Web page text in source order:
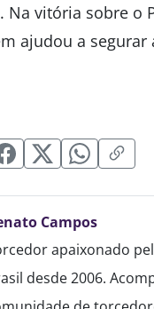
Na vitória sobre o
ajudou a
Campos
apaixonado
desde 2006.